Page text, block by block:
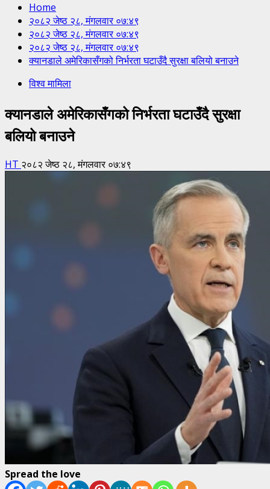
Home
२०८२ जेष्ठ २८, मंगलवार ०७:४९
२०८२ जेष्ठ २८, मंगलवार ०७:४९
२०८२ जेष्ठ २८, मंगलवार ०७:४९
क्यानडाले अमेरिकासँगको निर्भरता घटाउँदै सुरक्षा बलियो बनाउने
विश्व मामिला
क्यानडाले अमेरिकासँगको निर्भरता घटाउँदै सुरक्षा
बलियो बनाउने
HT २०८२ जेष्ठ २८, मंगलवार ०७:४९
Spread the love